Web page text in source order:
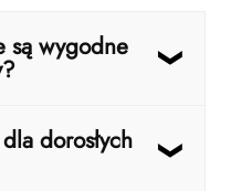
są wygodne
modele dla
dobrany składak
jak klasyczny
dorosłych